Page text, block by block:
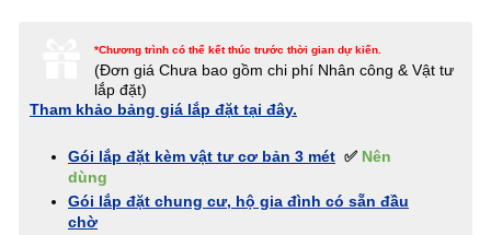
*Chương trình có thể kết thúc trước thời gian dự kiến.
(Đơn giáChưa bao gồm chi phí Nhân công & Vật tư
lắp đặt)
Tham khảo bảng giá lắp đặt tại đây.
Gói lắp đặt kèm vật tư cơ bản 3 mét ✅ Nên
dùng
Gói lắp đặt chung cư, hộ gia đình có sẵn đầu
chờ